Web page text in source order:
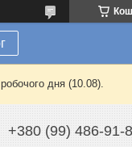
дня (10.08).
+380 (99) 486-91-